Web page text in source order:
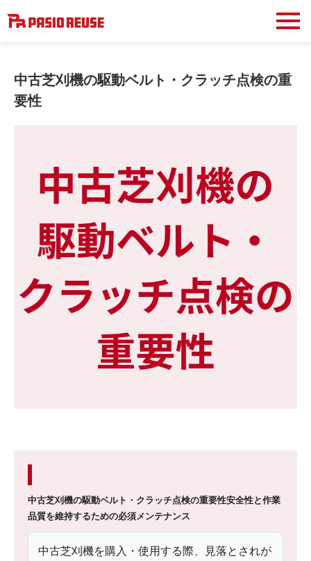
中古芝刈機の駆動ベルト・クラッチ点検の重
要性
中古芝刈機の駆動ベルト・クラッチ点検の重要性安全性と作業
品質を維持するための必須メンテナンス
中古芝刈機を購入・使用する際、見落とされが